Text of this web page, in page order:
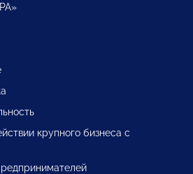
крупного бизнеса с